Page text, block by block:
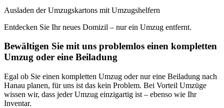
Ausladen der Umzugskartons mit Umzugshelfern
Entdecken Sie Ihr neues Domizil – nur ein Umzug entfernt.
Bewältigen Sie mit uns problemlos einen kompletten
Umzug oder eine Beiladung
Egal ob Sie einen kompletten Umzug oder nur eine Beiladung nach
Hanau planen, für uns ist das kein Problem. Bei Vorteil Umzüge
wissen wir, dass jeder Umzug einzigartig ist – ebenso wie Ihr
Inventar.